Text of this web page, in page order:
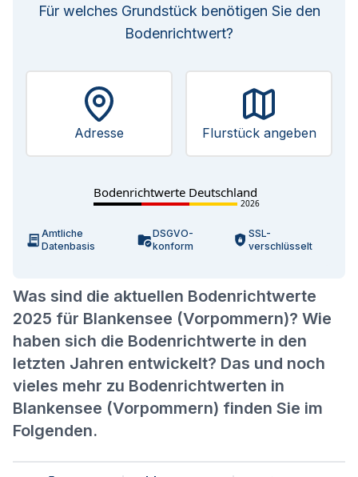
Was sind die aktuellen Bodenrichtwerte
2025 für Blankensee (Vorpommern)? Wie
haben sich die Bodenrichtwerte in den
letzten Jahren entwickelt? Das und noch
vieles mehr zu Bodenrichtwerten in
Blankensee (Vorpommern) finden Sie im
Folgenden.
Für welches Grundstück benötigen Sie den
Bodenrichtwert?
Adresse Flurstück angeben
Bodenrichtwerte Deutschland
2026
Amtliche
Datenbasis
DSGVO-
konform
SSL-
verschlüsselt